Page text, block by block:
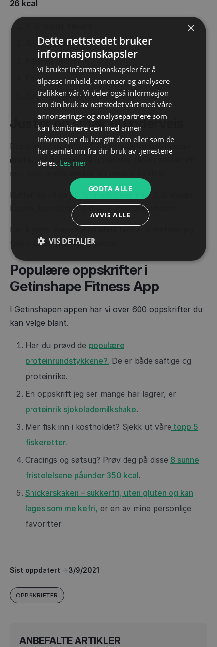
26 kcal
Salt, pepper
Kajennepepper
Persille
Søtning (natreen, sukrin, etc)
Juster og smak til underveis
Det som er viktig for å få fram den smaken man
ønsker, er å smake på underveis. Noen ønsker litt
mer salt, andre ønsker litt mindre hvitløk.
Kutter du ut ca 20 % (multipliser med 0,8) mager
kesam, kan du bytte den ut med drømmelett.
For å gjøre dressingene enda bedre, anbefaler jeg
friske urter framfor krydder.
Populære oppskrifter i
Getinshape Fitness App
I Getinshapen appen har vi over 600 oppskrifter du
kan velge blant.
Har du prøvd de populære
proteinrundstykkene?. De er både saftige og
proteinrike.
En oppskrift jeg ser mange har lagrer, er
proteinrik sjokolademilkshake.
Mer fisk inn i kostholdet? Sjekk ut våre topp 5
fiskeretter.
Cracings og søtsug? Prøv deg på disse 8 sunne
fristelelsene påunder 350 kcal.
Snickerskaken – sukkerfri, uten gluten og kan
lages som melkefri, er en av mine personlige
favoritter.
Sist oppdatert 3/9/2021
OPPSKRIFTER
ANBEFALTE ARTIKLER
×
Dette nettstedet bruker
informasjonskapsler
Vi bruker informasjonskapsler for å
tilpasse innhold, annonser og analysere
trafikken vår. Vi deler også informasjon
om din bruk av nettstedet vårt med våre
annonserings- og analysepartnere som
kan kombinere den med annen
informasjon du har gitt dem eller som de
har samlet inn fra din bruk av tjenestene
deres. Les mer
GODTA ALLE
AVVIS ALLE
VIS DETALJER